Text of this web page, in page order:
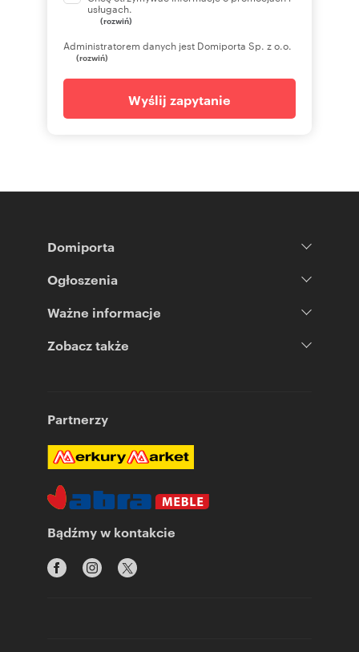
usługach.
(rozwiń)
Administratorem danych jest Domiporta Sp. z o.o.
(rozwiń)
Wyślij zapytanie
Domiporta
Ogłoszenia
Ważne informacje
Zobacz także
Partnerzy
Bądźmy w kontakcie